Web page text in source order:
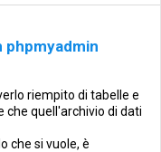
phpmyadmin
riempito di tabelle e
che quell'archivio di dati
che si vuole, è